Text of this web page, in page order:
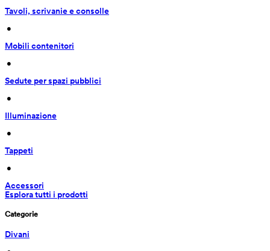
Tavoli, scrivanie e consolle
•
Mobili contenitori
•
Sedute per spazi pubblici
•
Illuminazione
•
Tappeti
•
Accessori
Esplora tutti i prodotti
Categorie
Divani